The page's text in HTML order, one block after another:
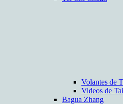
Volantes de
Videos de
Bagua Zhang